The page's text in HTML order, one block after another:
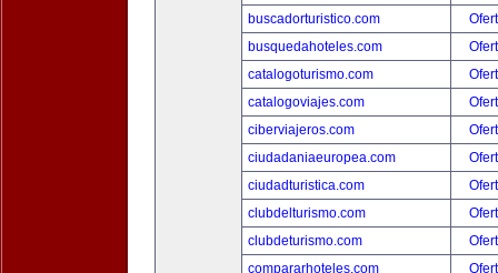
buscadorturistico.com
busquedahoteles.com
catalogoturismo.com
catalogoviajes.com
ciberviajeros.com
ciudadaniaeuropea.com
ciudadturistica.com
clubdelturismo.com
clubdeturismo.com
compararhoteles.com